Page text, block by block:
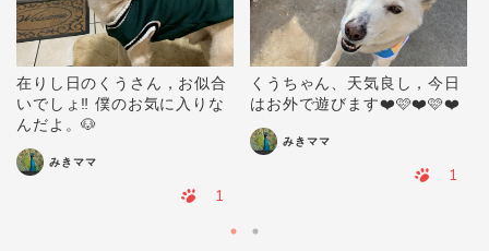
在りし日のくうさん，お似合
いでしょ‼️ 僕のお気に入りな
んだよ。🐶
みきママ
1
くうちゃん、天気良し，今日
はお外で遊びます❤️🩷❤️🩷❤️
みきママ
1